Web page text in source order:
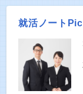
就活ノート